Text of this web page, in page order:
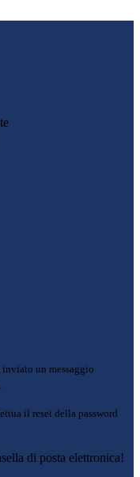
inviato un messaggio
il reset della password
di posta elettronica!